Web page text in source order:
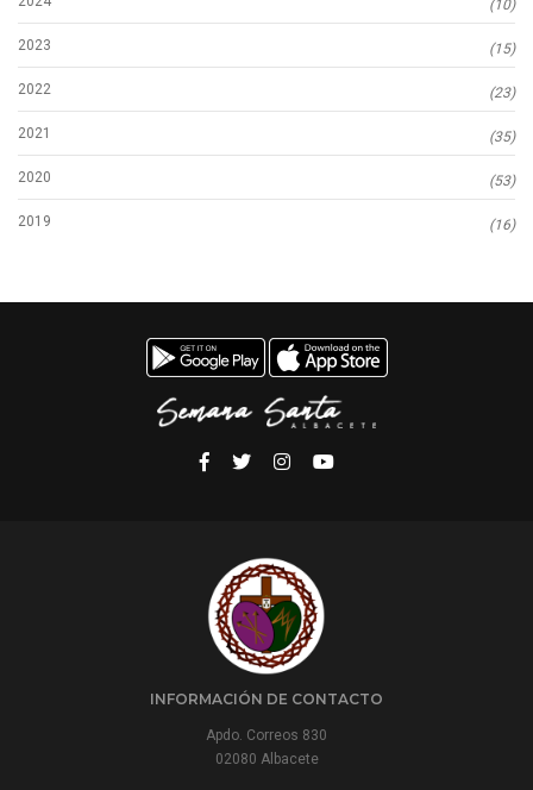
(10)
2023 (15)
2022 (23)
2021 (35)
2020 (53)
2019 (16)
INFORMACIÓN DE CONTACTO
Apdo. Correos 830
02080 Albacete